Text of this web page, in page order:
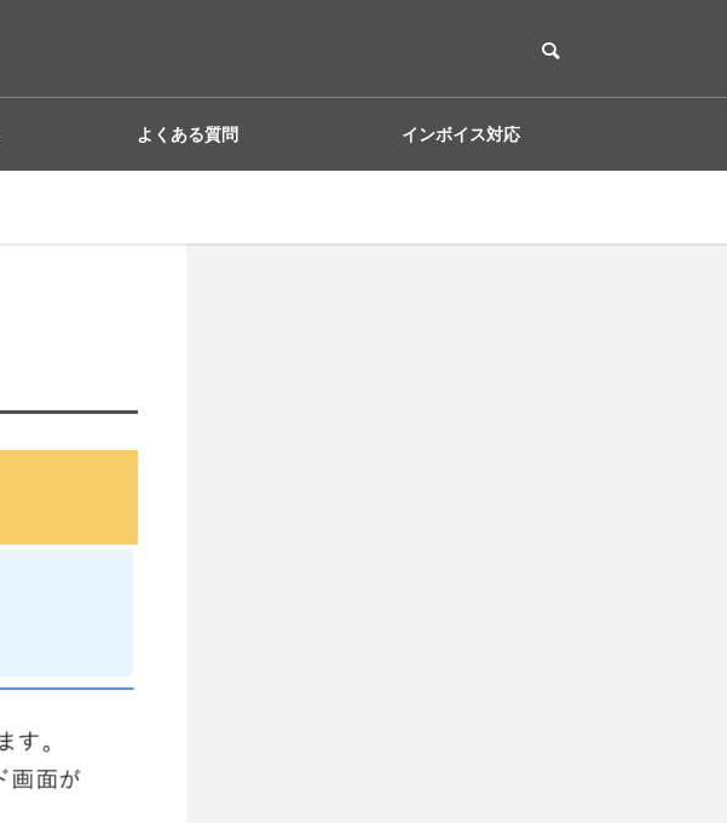
よくある質問 インボイス対応